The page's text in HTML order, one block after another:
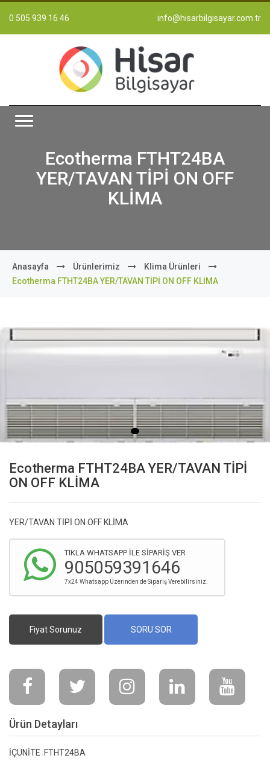
0 505 939 16 46 info@hisarbilgisayar.com.tr
Ecotherma FTHT24BA
YER/TAVAN TİPİ ON OFF
KLİMA
Anasayfa Ürünlerimiz
Klima Ürünleri
Ecotherma FTHT24BA YER/TAVAN TİPİ ON OFF KLİMA
Ecotherma FTHT24BA YER/TAVAN TİPİ
ON OFF KLİMA
YER/TAVAN TİPİ ON OFF KLİMA
TIKLA WHATSAPP İLE SİPARİŞ VER
905059391646
7x24 Whatsapp Üzerinden de Sipariş Verebilirsiniz.
Fiyat Sorunuz SORU SOR
Ürün Detayları
İÇÜNİTE :FTHT24BA